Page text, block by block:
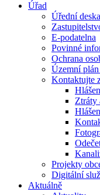
Úřad
Úřední
E-podatelna
Povinné
Ochrana
Územní
Kontaktujte
Ztráty
Projekty
Digitální
Aktuálně